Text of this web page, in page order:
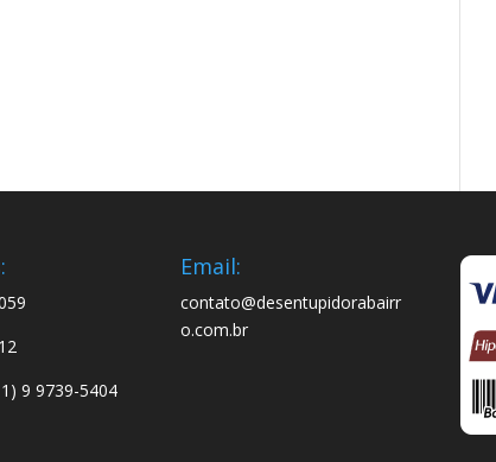
9 9739-5404
Email:
contato@desentupidorabairr
o.com.br